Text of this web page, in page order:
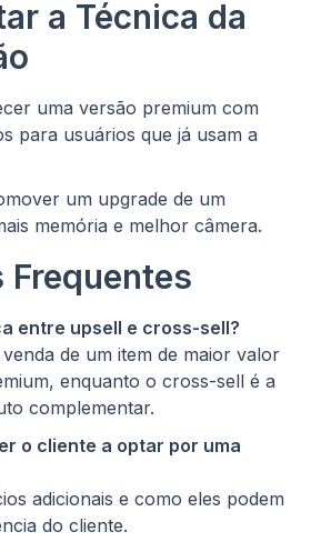
a Técnica da
uma versão premium com
para usuários que já usam a
um upgrade de um
memória e melhor câmera.
Frequentes
entre upsell e cross-sell?
de um item de maior valor
enquanto o cross-sell é a
complementar.
o cliente a optar por uma
adicionais e como eles podem
do cliente.